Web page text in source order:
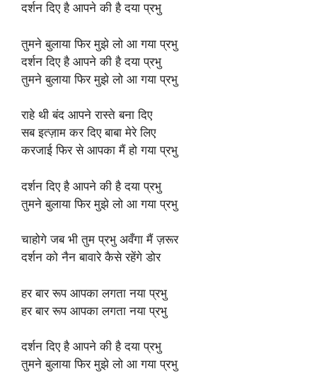
दर्शन दिए है आपने की है दया प्रभु
तुमने बुलाया फिर मुझे लो आ गया प्रभु
दर्शन दिए है आपने की है दया प्रभु
तुमने बुलाया फिर मुझे लो आ गया प्रभु
राहे थी बंद आपने रास्ते बना दिए
सब इत्ज़ाम कर दिए बाबा मेरे लिए
करजाई फिर से आपका मैं हो गया प्रभु
दर्शन दिए है आपने की है दया प्रभु
तुमने बुलाया फिर मुझे लो आ गया प्रभु
चाहोगे जब भी तुम प्रभु अवँगा मैं ज़रूर
दर्शन को नैन बावारे कैसे रहेंगे डोर
हर बार रूप आपका लगता नया प्रभु
हर बार रूप आपका लगता नया प्रभु
दर्शन दिए है आपने की है दया प्रभु
तुमने बुलाया फिर मुझे लो आ गया प्रभु